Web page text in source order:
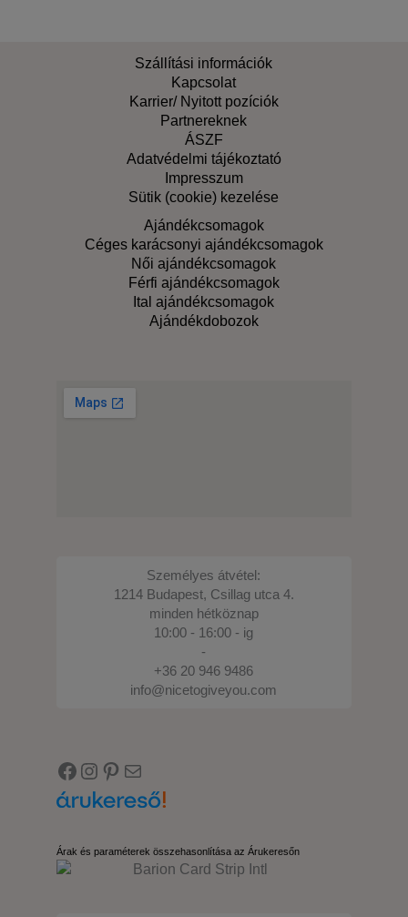
Szállítási információk
Kapcsolat
Karrier/ Nyitott pozíciók
Partnereknek
ÁSZF
Adatvédelmi tájékoztató
Impresszum
Sütik (cookie) kezelése
Ajándékcsomagok
Céges karácsonyi ajándékcsomagok
Női ajándékcsomagok
Férfi ajándékcsomagok
Ital ajándékcsomagok
Ajándékdobozok
Személyes átvétel:
1214 Budapest, Csillag utca 4.
minden hétköznap
10:00 - 16:00 - ig
-
+36 20 946 9486
info@nicetogiveyou.com
Facebook
Instagram
Pinterest
E-mail
Árak és paraméterek összehasonlítása az Árukeresőn